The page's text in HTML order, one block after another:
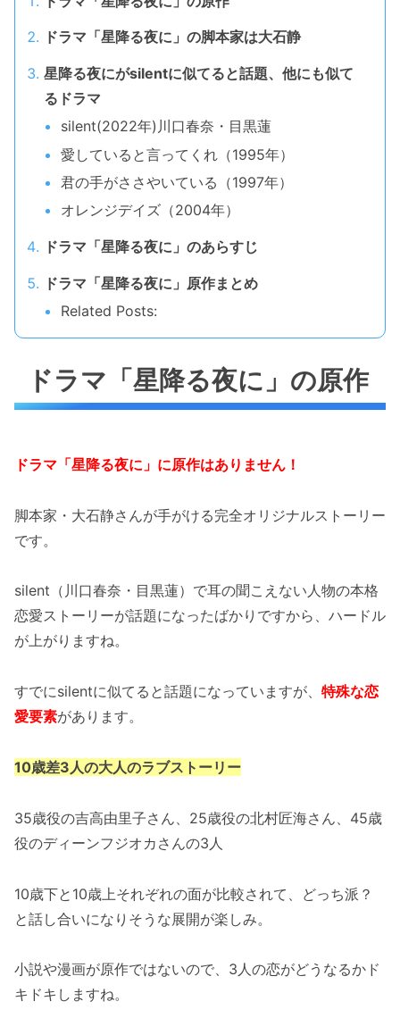
ドラマ「星降る夜に」の脚本家は大石静
星降る夜にがsilentに似てると話題、他にも似て
るドラマ
silent(2022年)川口春奈・目黒蓮
愛していると言ってくれ（1995年）
君の手がささやいている（1997年）
オレンジデイズ（2004年）
ドラマ「星降る夜に」のあらすじ
ドラマ「星降る夜に」原作まとめ
Related Posts:
ドラマ「星降る夜に」の原作
ドラマ「星降る夜に」に原作はありません！
脚本家・大石静さんが手がける完全オリジナルストーリー
です。
silent（川口春奈・目黒蓮）で耳の聞こえない人物の本格
恋愛ストーリーが話題になったばかりですから、ハードル
が上がりますね。
すでにsilentに似てると話題になっていますが、 特殊な恋
愛要素があります。
10歳差3人の大人のラブストーリー
35歳役の吉高由里子さん、25歳役の北村匠海さん、45歳
役のディーンフジオカさんの3人
10歳下と10歳上それぞれの面が比較されて、どっち派？
と話し合いになりそうな展開が楽しみ。
小説や漫画が原作ではないので、3人の恋がどうなるかド
キドキしますね。